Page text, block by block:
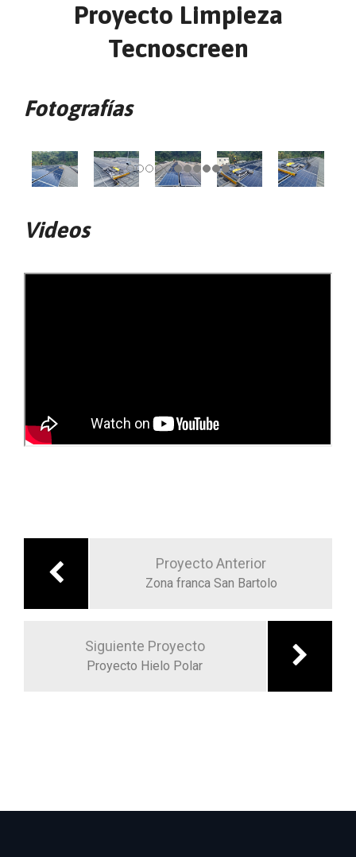
Proyecto Limpieza
Tecnoscreen
Fotografías
Videos
de
Proyecto Anterior
Zona franca San Bartolo
Siguiente Proyecto
Proyecto Hielo Polar